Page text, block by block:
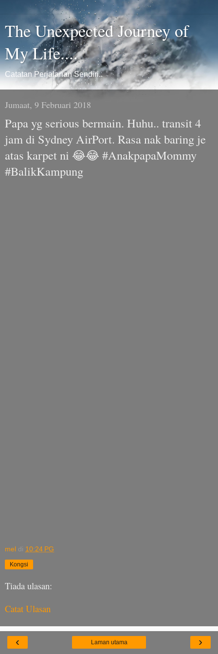
The Unexpected Journey of
My Life....
Catatan Perjalanan Sendiri..
Jumaat, 9 Februari 2018
Papa yg serious bermain. Huhu.. transit 4
jam di Sydney AirPort. Rasa nak baring je
atas karpet ni 😂😂 #AnakpapaMommy
#BalikKampung
mel di 10:24 PG
Kongsi
Tiada ulasan:
Catat Ulasan
‹ ›
Laman utama